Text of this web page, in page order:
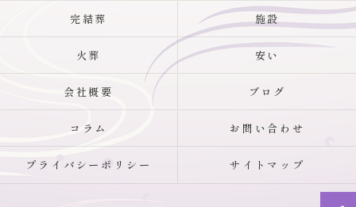
完結葬 施設
火葬 安い
会社概要 ブログ
コラム お問い合わせ
プライバシーポリシー サイトマップ